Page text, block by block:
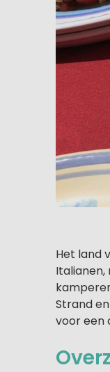
Het land
Italianen,
Strand
voor een